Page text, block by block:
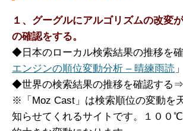
１、グーグルにアルゴリズムの改変
の確認をする。
◆日本のローカル検索結果の推移を
エンジンの順位変動分析 – 晴練雨読 」
◆世界の検索結果の推移を確認する⇒
※「Moz Cast」は検索順位の変動を
知らせてくれるサイトです。１００